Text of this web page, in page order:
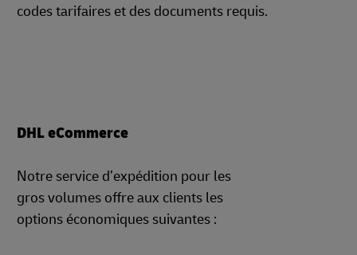
codes tarifaires et des documents requis.
DHL eCommerce
Notre service d’expédition pour les
gros volumes offre aux clients les
options économiques suivantes :